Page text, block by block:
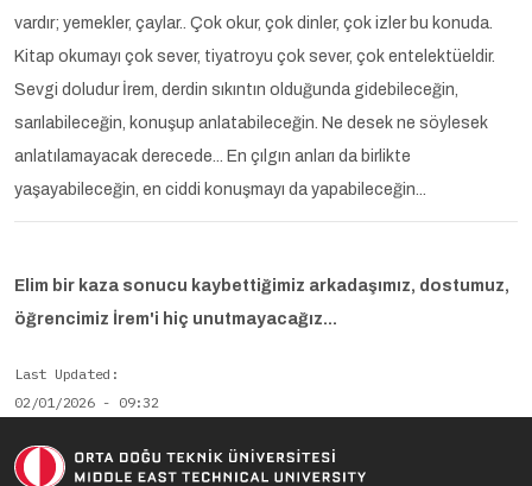
vardır; yemekler, çaylar.. Çok okur, çok dinler, çok izler bu konuda.
Kitap okumayı çok sever, tiyatroyu çok sever, çok entelektüeldir.
Sevgi doludur İrem, derdin sıkıntın olduğunda gidebileceğin,
sarılabileceğin, konuşup anlatabileceğin. Ne desek ne söylesek
anlatılamayacak derecede... En çılgın anları da birlikte
yaşayabileceğin, en ciddi konuşmayı da yapabileceğin...
Elim bir kaza sonucu kaybettiğimiz arkadaşımız, dostumuz,
öğrencimiz İrem'i hiç unutmayacağız...
Last Updated
02/01/2026 - 09:32